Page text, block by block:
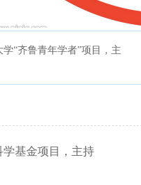
学“齐鲁青年学者”项目，主
学基金项目，主持